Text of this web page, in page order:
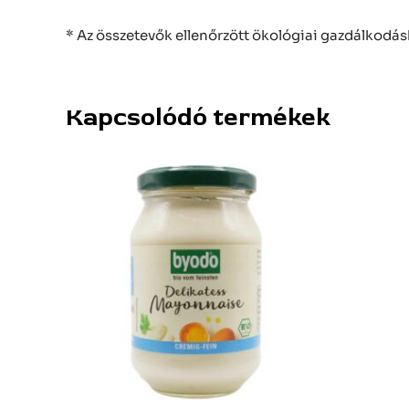
* Az összetevők ellenőrzött ökológiai
Kapcsolódó termékek